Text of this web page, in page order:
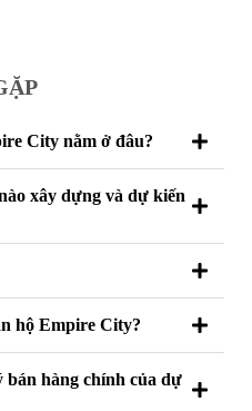
City nằm ở đâu?
xây dựng và dự kiến
hộ Empire City?
bán hàng chính của dự